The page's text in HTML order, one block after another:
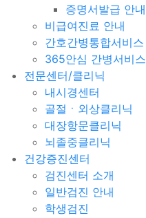
증명서발급 안내
비급여진료 안내
간호간병통합서비스
365안심 간병서비스
전문센터/클리닉
내시경센터
골절ㆍ외상클리닉
대장항문클리닉
뇌졸중클리닉
건강증진센터
검진센터 소개
일반검진 안내
학생검진